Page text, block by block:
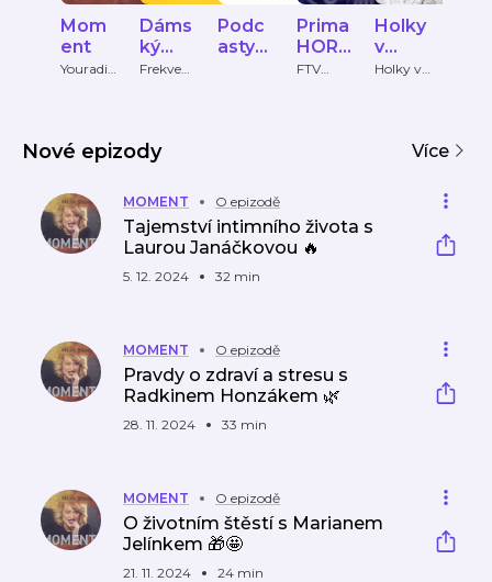
Mom
ent
Youradio
Dáms
ký
klub
Frekven
Podc
asty
Prima
HOR
OSKO
FTV
Holky
v
čokol
Holky v
Nové epizody Více
MOMENT O epizodě
Tajemství intimního života s
Laurou Janáčkovou 🔥
5. 12. 2024 32 min
MOMENT O epizodě
Pravdy o zdraví a stresu s
Radkinem Honzákem 🌿
28. 11. 2024 33 min
MOMENT O epizodě
O životním štěstí s Marianem
Jelínkem 🎁🤩
21. 11. 2024 24 min